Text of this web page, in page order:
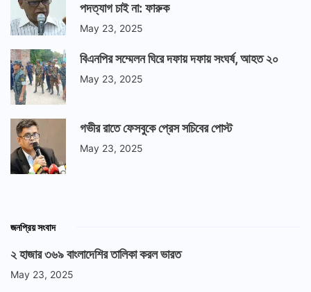
পদত্যাগ চাই না: ফারুক
May 23, 2025
বিএনপির সম্মেলন ঘিরে দফায় দফায় সংঘর্ষ, আহত ২০
May 23, 2025
গভীর রাতে ফেসবুকে প্রেস সচিবের পোস্ট
May 23, 2025
জনপ্রিয় সংবাদ
২ হাজার ৩৬৯ বাংলাদেশির তালিকা করল ভারত
May 23, 2025